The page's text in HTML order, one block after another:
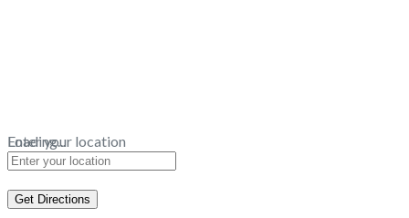
Loading...
Enter your location
Get Directions